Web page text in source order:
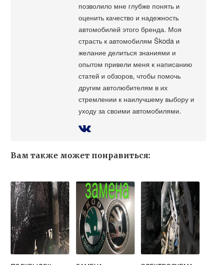
позволило мне глубже понять и
оценить качество и надежность
автомобилей этого бренда. Моя
страсть к автомобилям Škoda и
желание делиться знаниями и
опытом привели меня к написанию
статей и обзоров, чтобы помочь
другим автолюбителям в их
стремлении к наилучшему выбору и
уходу за своими автомобилями.
Вам также может понравиться: